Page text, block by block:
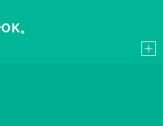
。